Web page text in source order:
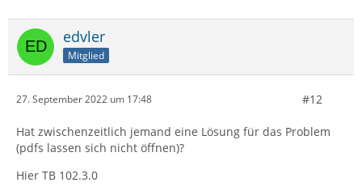
edvler
Mitglied
27. September 2022 um 17:48 #12
Hat zwischenzeitlich jemand eine Lösung für das Problem
(pdfs lassen sich nicht öffnen)?
Hier TB 102.3.0